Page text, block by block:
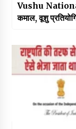
Vushu
कमाल, वूशु